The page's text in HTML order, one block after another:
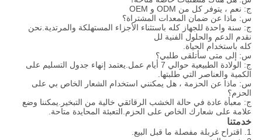
ج: نعم ، يتوفر كل من ODM و OEM
س: ماذا عن ضمان المعدات المشتراة؟
ج: سنة واحدة للجهاز كله باستثناء الأجزاء المستهلكة والمرتدية.نحن
نقدم الدعم والحلول الفنية لل
كله باستخدام الحياة.
س: إلى متى سأتلقى طلبي؟
ج: الولادة الطبيعية حوالي 7 أيام عمل.يعتمد إنهاء جدول التسليم على
الكمية والعناصر التي طلبتها.
س: ماذا عن الحزمة ، هل يمكنني استخدام الشعار الخاص بي على
الحزم؟
ج: معبأة عادة في حالة الخشب الرقائقي خالية من التبخير.يمكننا وضع
علامة على شعارك الخاص على الحزم.التعبئة المحايدة متاحة.
خدمتنا
1. اقتراح غربلة مفصلة ما قبل البيع.